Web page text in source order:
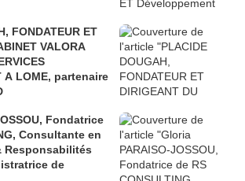
FONDATEUR ET
VALORA
A LOME, partenaire
Fondatrice
Consultante en
Responsabilités
de